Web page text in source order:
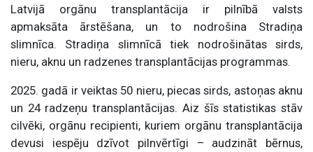
Latvijā orgānu transplantācija ir pilnībā valsts
apmaksāta ārstēšana, un to nodrošina Stradiņa
slimnīca. Stradiņa slimnīcā tiek nodrošinātas sirds,
nieru, aknu un radzenes transplantācijas programmas.
2025. gadā ir veiktas 50 nieru, piecas sirds, astoņas aknu
un 24 radzeņu transplantācijas. Aiz šīs statistikas stāv
cilvēki, orgānu recipienti, kuriem orgānu transplantācija
devusi iespēju dzīvot pilnvērtīgi – audzināt bērnus,